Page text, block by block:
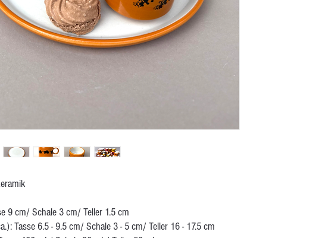
9 cm/ Schale 3 cm/ Teller 1.5 cm
Tasse 6.5 - 9.5 cm/ Schale 3 - 5 cm/ Teller 16 - 17.5 cm